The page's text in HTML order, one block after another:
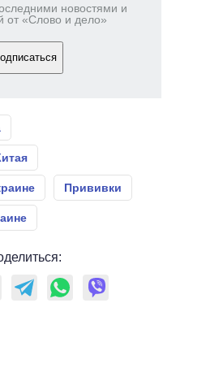
новостями и
от «Слово и дело»
Прививки